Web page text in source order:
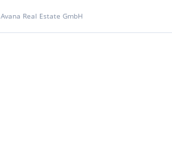
Avana Real Estate GmbH